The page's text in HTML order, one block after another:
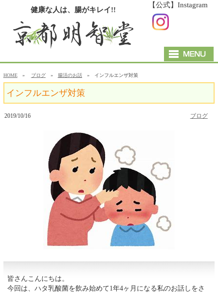
健康な人は、腸がキレイ!!
【公式】Instagram
HOME» ブログ» 腸活のお話» インフルエンザ対策
インフルエンザ対策
2019/10/16 ブログ
皆さんこんにちは。
今回は、ハタ乳酸菌を飲み始めて1年4ヶ月になる私のお話しをさ